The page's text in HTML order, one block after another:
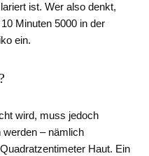
ist. Wer also denkt,
Minuten 5000 in der
ein.
wird, muss jedoch
werden – nämlich
Haut. Ein